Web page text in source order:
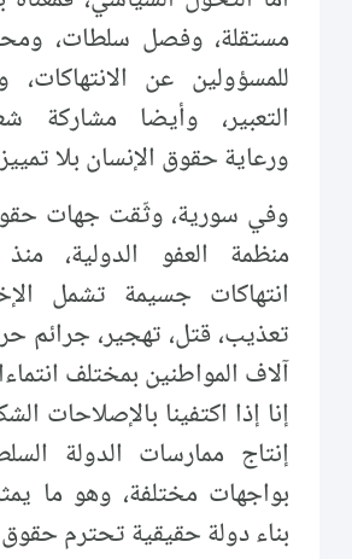
مستقلة، وفصل سلطات،
للمسؤولين عن
التعبير، وأيضا مشاركة
ورعاية حقوق الإنسان بلا
وفي سورية، وثّقت جهات
انتهاكات جسيمة تشمل
تعذيب، قتل، تهجير، جرائم
آلاف المواطنين بمختلف
إنا إذا اكتفينا بالإصلاحات
إنتاج ممارسات الدولة
بواجهات مختلفة، وهو ما
بناء دولة حقيقية تحترم